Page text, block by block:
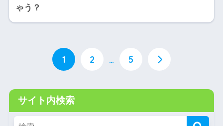
ゃう？
1 2 … 5
サイト内検索